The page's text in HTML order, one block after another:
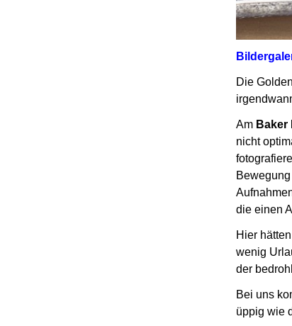
Die
Am Baker
nicht
die einen
Hier
wenig
der
Bei uns
üppig wie